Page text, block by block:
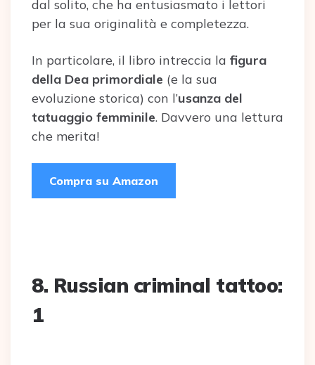
dal solito, che ha entusiasmato i lettori
per la sua originalità e completezza.
In particolare, il libro intreccia la figura
della Dea primordiale (e la sua
evoluzione storica) con l’usanza del
tatuaggio femminile. Davvero una lettura
che merita!
Compra su Amazon
8. Russian criminal tattoo:
1